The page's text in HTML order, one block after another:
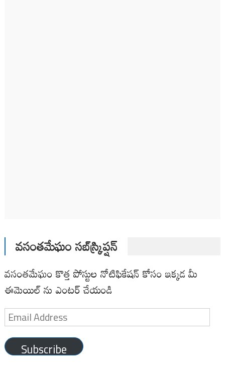
వసంతమేఘం సబ్‌స్క్రిప్షన్
వసంతమేఘం కొత్త పోస్టుల నోటిఫికేషన్ కోసం ఇక్కడ మీ
ఈమెయిల్ ను ఎంటర్ చేయండి
Email
Address
Subscribe